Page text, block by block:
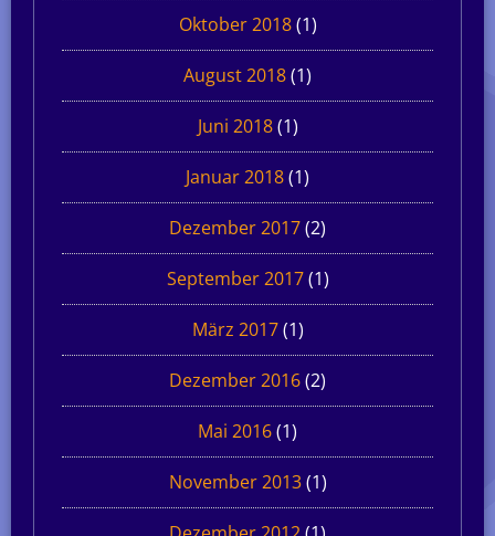
Oktober 2018(1)
August 2018(1)
Juni 2018(1)
Januar 2018(1)
Dezember 2017(2)
September 2017(1)
März 2017(1)
Dezember 2016(2)
Mai 2016(1)
November 2013(1)